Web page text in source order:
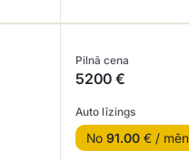
Pilnā cena
5200 €
Auto līzings
No 91.00€ /